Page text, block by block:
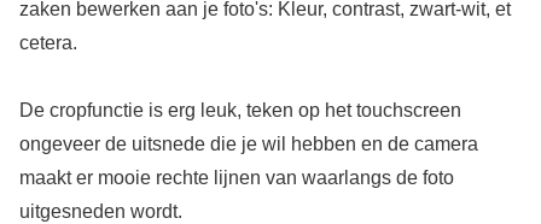
zaken bewerken aan je foto's: Kleur, contrast, zwart-wit, et
cetera.
De cropfunctie is erg leuk, teken op het touchscreen
ongeveer de uitsnede die je wil hebben en de camera
maakt er mooie rechte lijnen van waarlangs de foto
uitgesneden wordt.